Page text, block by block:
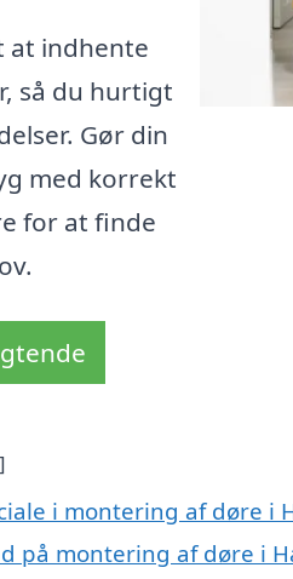
at indhente
så du hurtigt
Gør din
med korrekt
for at finde
i montering af døre i
på montering af døre i